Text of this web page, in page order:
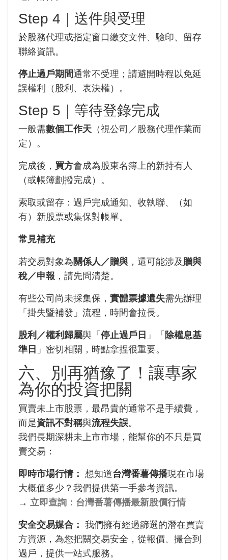
Step 4｜送件與受理
於股務代理或指定窗口繳交文件、驗印、留存
聯絡資訊。
停止過戶期間通常不受理；請避開時程以免延
誤權利（股利、表決權）。
Step 5｜等待登錄完成
一般需數個工作天 （視公司／股務代理作業而
定）。
完成後， 買方會成為股東名簿上的新持有人
（或帳簿劃撥完成）。
索取或留存：過戶完成通知、收執聯、（如
有）新股票或集保對帳單。
常見補充
若交易對象為關係人／贈與 ，還可能涉及 贈與
稅／申報 ，請先問清楚。
有些公司尚未採集保， 實體票據遺失需先辦理
「掛失暨補發」流程，時間會拉長。
股利／權利歸屬與「 停止過戶日 」「 除權息基
準日 」密切相關，時點拿捏很重要。
六、別再猶豫了！讓專家
為你的投資把關
買賣未上市股票，最昂貴的通常不是手續費，
而是資訊不對稱與流程失誤。
我們長期深耕未上市市場，能幫你的不只是買
賣交易：
即時市場行情： 想知道台灣番薯傳播現在市場
大概值多少？我們提供第一手參考資訊。
→ 立即查詢：台灣番薯傳播最新股價行情
安全交易媒合： 我們擁有經過篩選的潛在買賣
方資源，為您把關交易安全，從報價、撮合到
過戶，提供一站式服務。